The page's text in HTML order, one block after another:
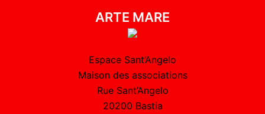
ARTE MARE
Espace Sant’Angelo
Maison des associations
Rue Sant’Angelo
20200 Bastia